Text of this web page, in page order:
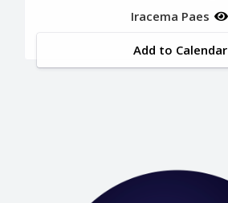
Iracema Paes
Add to Calendar